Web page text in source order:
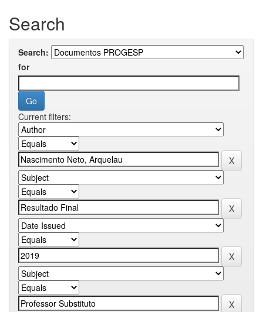
Search
Search:
for
Current filters: